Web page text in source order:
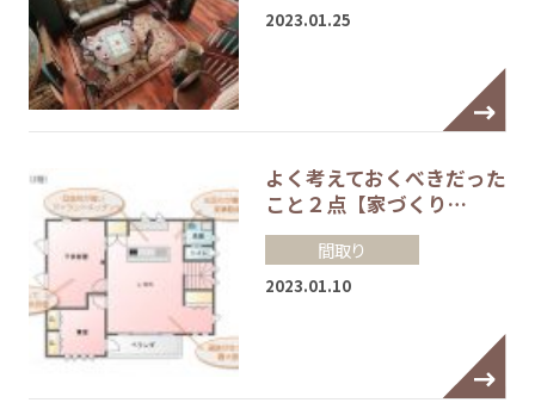
2023.01.25
よく考えておくべきだった
こと２点【家づくり…
間取り
2023.01.10